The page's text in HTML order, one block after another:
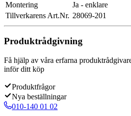
Montering
Ja - enklare
Tillverkarens Art.Nr. 28069-201
Produktrådgivning
Få hjälp av våra erfarna
inför ditt köp
Produktfrågor
Nya beställningar
010-140 01 02